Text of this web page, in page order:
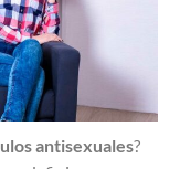
antisexuales?